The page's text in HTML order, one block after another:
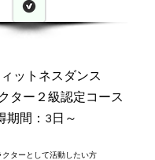
ットネスダンス
ター２級認定コース
期間：3日～
クターとして活動したい方